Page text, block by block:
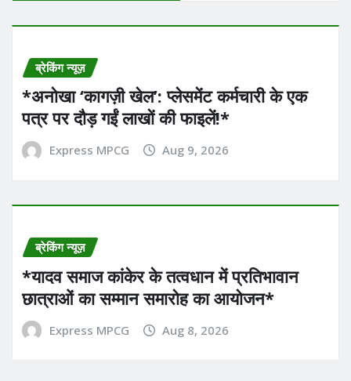
ब्रेकिंग न्यूज़
*अनोखा ‘कागज़ी खेल’: प्लेसमेंट कर्मचारी के एक
पत्र पर दौड़ गईं लाखों की फाइलें!*
Express MPCG Aug 9, 2026
ब्रेकिंग न्यूज़
*यादव समाज कांकेर के तत्वधान में प्रतिभावान
छात्राओं का सम्मान समारोह का आयोजन*
Express MPCG Aug 8, 2026